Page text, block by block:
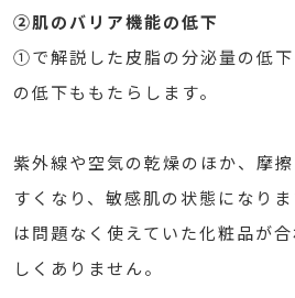
②肌のバリア機能の低下
①で解説した皮脂の分泌量の低
の低下ももたらします。
紫外線や空気の乾燥のほか、摩
すくなり、敏感肌の状態になり
は問題なく使えていた化粧品が
しくありません。